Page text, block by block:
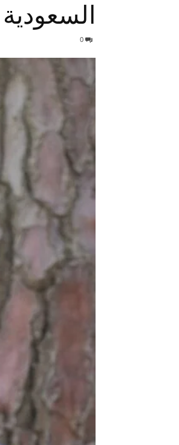
السعودية